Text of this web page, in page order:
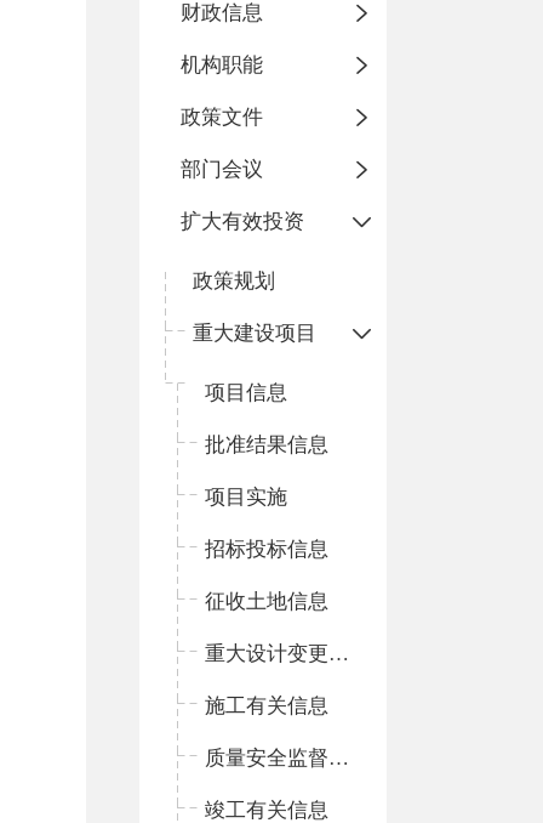
财政信息
机构职能
政策文件
部门会议
扩大有效投资
政策规划
重大建设项目
项目信息
批准结果信息
项目实施
招标投标信息
征收土地信息
重大设计变更信息
施工有关信息
质量安全监督信息
竣工有关信息